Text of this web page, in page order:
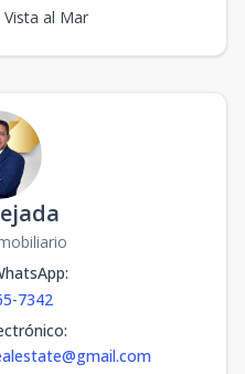
Vista al Mar
:
7342
: